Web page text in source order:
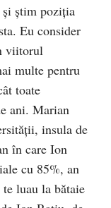
știm poziția
Eu consider
viitorul
multe pentru
toate
ani. Marian
insula de
în care Ion
cu 85%, an
luau la bătaie